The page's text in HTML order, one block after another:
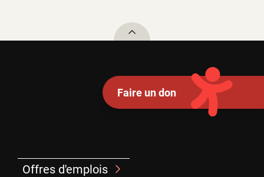
To top
Faire un don
Offres d'emplois